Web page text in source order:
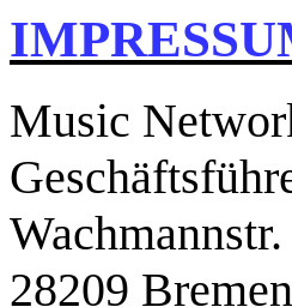
Music
28209 Bremen